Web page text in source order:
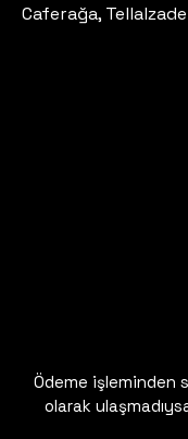
Caferağa,
Ödeme işleminden
olarak